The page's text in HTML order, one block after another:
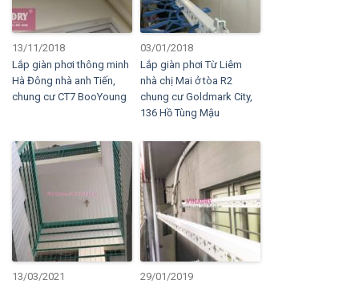
13/11/2018
Lắp giàn phơi thông minh
Hà Đông nhà anh Tiến,
chung cư CT7 BooYoung
03/01/2018
Lắp giàn phơi Từ Liêm
nhà chị Mai ở tòa R2
chung cư Goldmark City,
136 Hồ Tùng Mậu
13/03/2021
29/01/2019